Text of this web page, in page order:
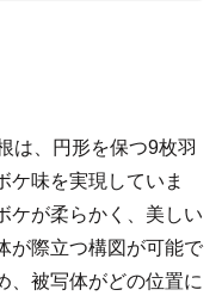
は、円形を保つ9枚羽
ケ味を実現していま
ケが柔らかく、美しい
が際立つ構図が可能で
、被写体がどの位置に